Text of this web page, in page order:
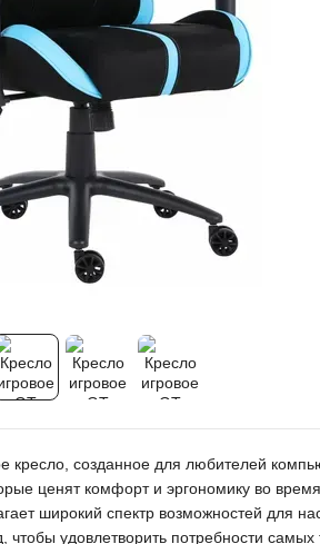
кресло, созданное для любителей
ценят комфорт и эргономику во
широкий спектр возможностей для
удовлетворить потребности самых